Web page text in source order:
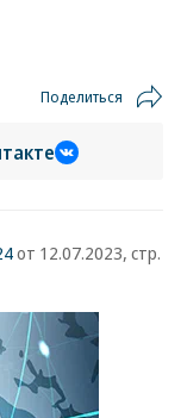
Поделиться
от 12.07.2023, стр.